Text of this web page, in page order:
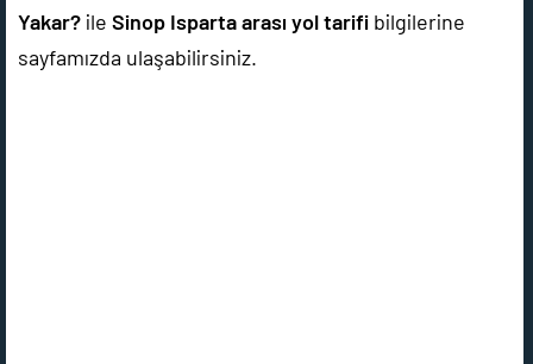
Yakar? ile Sinop Isparta arası yol tarifi bilgilerine
sayfamızda ulaşabilirsiniz.